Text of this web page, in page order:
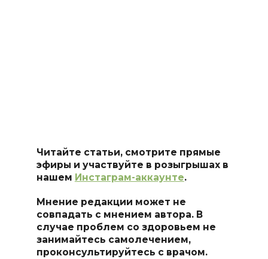
Читайте статьи, смотрите прямые
эфиры и участвуйте в розыгрышах в
нашем Инстаграм-аккаунте.
Мнение редакции может не
совпадать с мнением автора. В
случае проблем со здоровьем не
занимайтесь самолечением,
проконсультируйтесь с врачом.